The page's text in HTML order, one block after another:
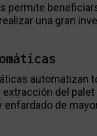
permite
una gran
automatizan
del
de